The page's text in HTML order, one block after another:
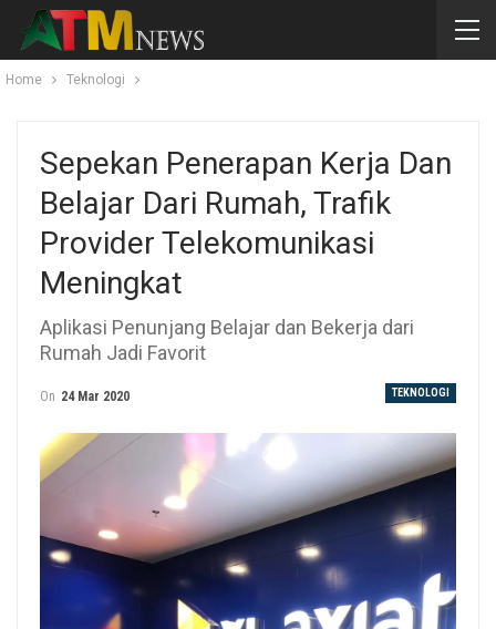
Home Teknologi
Sepekan Penerapan Kerja Dan
Belajar Dari Rumah, Trafik
Provider Telekomunikasi
Meningkat
Aplikasi Penunjang Belajar dan Bekerja dari
Rumah Jadi Favorit
TEKNOLOGI
On 24 Mar 2020